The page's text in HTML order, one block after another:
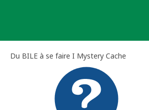
Du BILE à se faire I Mystery Cache